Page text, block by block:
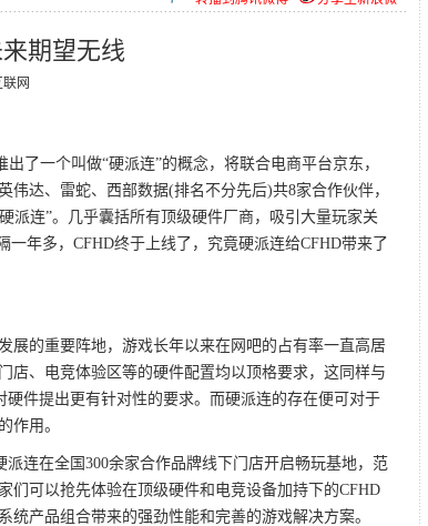
期望无线
联网
一个叫做“硬派连”的概念，将联合电商平台京东，
伟达、雷蛇、西部数据(排名不分先后)共8家合作伙伴，
派连”。几乎囊括所有顶级硬件厂商，吸引大量玩家关
一年多，CFHD终于上线了，究竟硬派连给CFHD带来了
的重要阵地，游戏长年以来在网吧的占有率一直高居
店、电竞体验区等的硬件配置均以顶格要求，这同样与
件提出更有针对性的要求。而硬派连的存在便可对于
作用。
连在全国300余家合作品牌线下门店开启畅玩基地，范
们可以抢先体验在顶级硬件和电竞设备加持下的CFHD
统产品组合带来的强劲性能和完善的游戏解决方案。